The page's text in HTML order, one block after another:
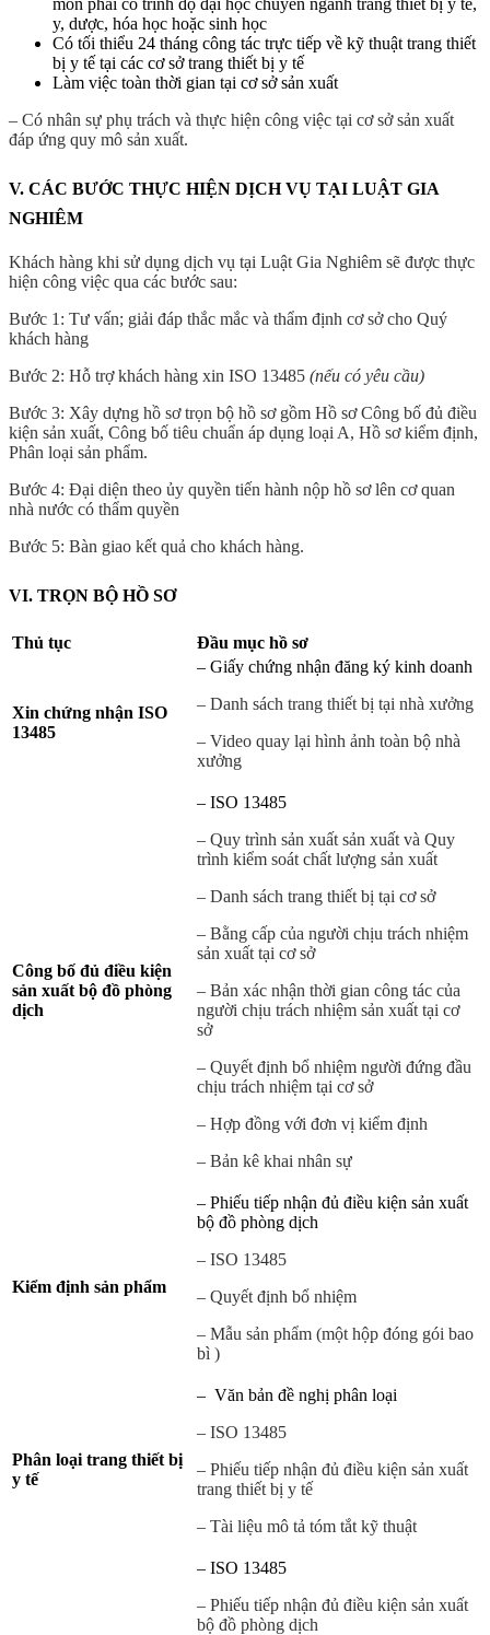
môn phải có trình độ đại học chuyên ngành trang thiết bị y tế,
y, dược, hóa học hoặc sinh học
Có tối thiểu 24 tháng công tác trực tiếp về kỹ thuật trang thiết
bị y tế tại các cơ sở trang thiết bị y tế
Làm việc toàn thời gian tại cơ sở sản xuất
– Có nhân sự phụ trách và thực hiện công việc tại cơ sở sản xuất
đáp ứng quy mô sản xuất.
V. CÁC BƯỚC THỰC HIỆN DỊCH VỤ TẠI LUẬT GIA
NGHIÊM
Khách hàng khi sử dụng dịch vụ tại Luật Gia Nghiêm sẽ được thực
hiện công việc qua các bước sau:
Bước 1: Tư vấn; giải đáp thắc mắc và thẩm định cơ sở cho Quý
khách hàng
Bước 2: Hỗ trợ khách hàng xin ISO 13485 (nếu có yêu cầu)
Bước 3: Xây dựng hồ sơ trọn bộ hồ sơ gồm Hồ sơ Công bố đủ điều
kiện sản xuất, Công bố tiêu chuẩn áp dụng loại A, Hồ sơ kiểm định,
Phân loại sản phẩm.
Bước 4: Đại diện theo ủy quyền tiến hành nộp hồ sơ lên cơ quan
nhà nước có thẩm quyền
Bước 5: Bàn giao kết quả cho khách hàng.
VI. TRỌN BỘ HỒ SƠ
Thủ tục Đầu mục hồ sơ
Xin chứng nhận ISO
13485
– Giấy chứng nhận đăng ký kinh doanh
– Danh sách trang thiết bị tại nhà xưởng
– Video quay lại hình ảnh toàn bộ nhà
xưởng
Công bố đủ điều kiện
sản xuất bộ đồ phòng
dịch
– ISO 13485
– Quy trình sản xuất sản xuất và Quy
trình kiểm soát chất lượng sản xuất
– Danh sách trang thiết bị tại cơ sở
– Bằng cấp của người chịu trách nhiệm
sản xuất tại cơ sở
– Bản xác nhận thời gian công tác của
người chịu trách nhiệm sản xuất tại cơ
sở
– Quyết định bổ nhiệm người đứng đầu
chịu trách nhiệm tại cơ sở
– Hợp đồng với đơn vị kiểm định
– Bản kê khai nhân sự
Kiểm định sản phẩm
– Phiếu tiếp nhận đủ điều kiện sản xuất
bộ đồ phòng dịch
– ISO 13485
– Quyết định bổ nhiệm
– Mẫu sản phẩm (một hộp đóng gói bao
bì )
Phân loại trang thiết bị
y tế
– Văn bản đề nghị phân loại
– ISO 13485
– Phiếu tiếp nhận đủ điều kiện sản xuất
trang thiết bị y tế
– Tài liệu mô tả tóm tắt kỹ thuật
– ISO 13485
– Phiếu tiếp nhận đủ điều kiện sản xuất
bộ đồ phòng dịch